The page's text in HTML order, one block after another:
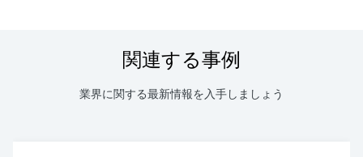
関連する事例
業界に関する最新情報を入手しましょう